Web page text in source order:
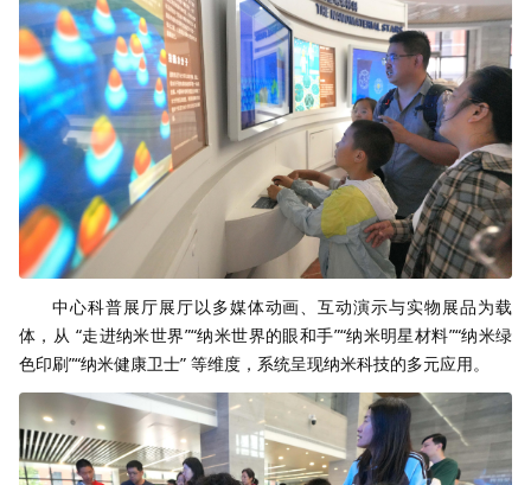
中心科普展厅展厅以多媒体动画、互动演示与实物展品为载
体，从 “走进纳米世界”“纳米世界的眼和手”“纳米明星材料”“纳米绿
色印刷”“纳米健康卫士” 等维度，系统呈现纳米科技的多元应用。